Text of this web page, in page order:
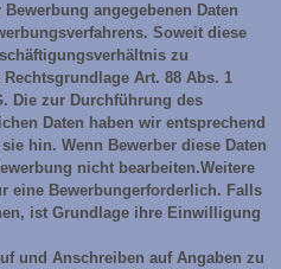
angegebenen Daten
Soweit diese
zu
Art. 88 Abs. 1
Die zur Durchführung des
Daten haben wir entsprechend
hin. Wenn Bewerber diese Daten
nicht bearbeiten.Weitere
eine Bewerbungerforderlich. Falls
ist Grundlage ihre Einwilligung
und Anschreiben auf Angaben zu